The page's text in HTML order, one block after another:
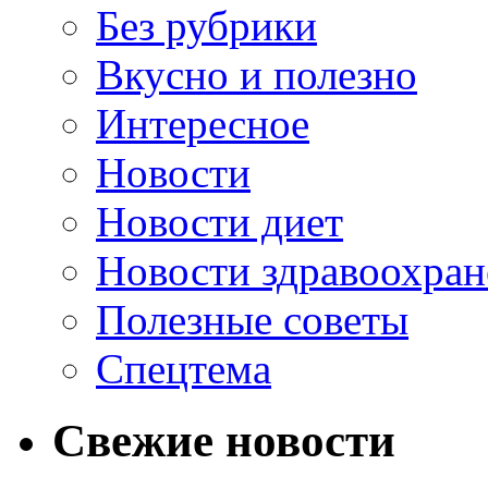
Без рубрики
Вкусно и полезно
Интересное
Новости
Новости диет
Новости
Полезные советы
Спецтема
Свежие новости